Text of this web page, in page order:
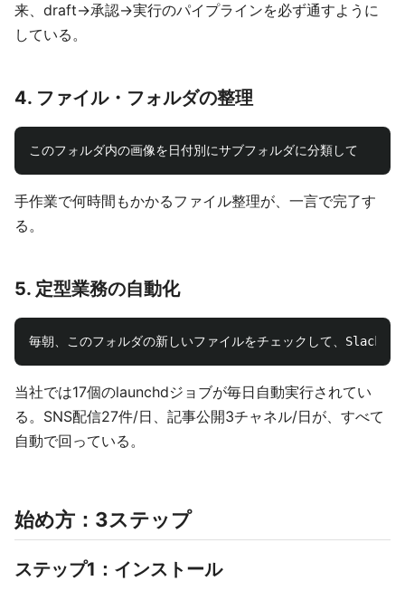
来、draft→承認→実行のパイプラインを必ず通すように
している。
4. ファイル・フォルダの整理
手作業で何時間もかかるファイル整理が、一言で完了す
る。
5. 定型業務の自動化
当社では17個のlaunchdジョブが毎日自動実行されてい
る。SNS配信27件/日、記事公開3チャネル/日が、すべて
自動で回っている。
始め方：3ステップ
ステップ1：インストール